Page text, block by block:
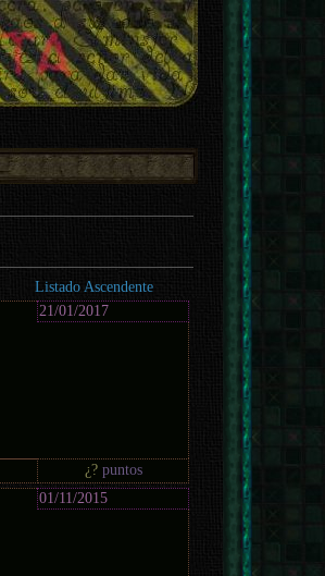
Listado Ascendente
21/01/2017
¿?puntos
01/11/2015